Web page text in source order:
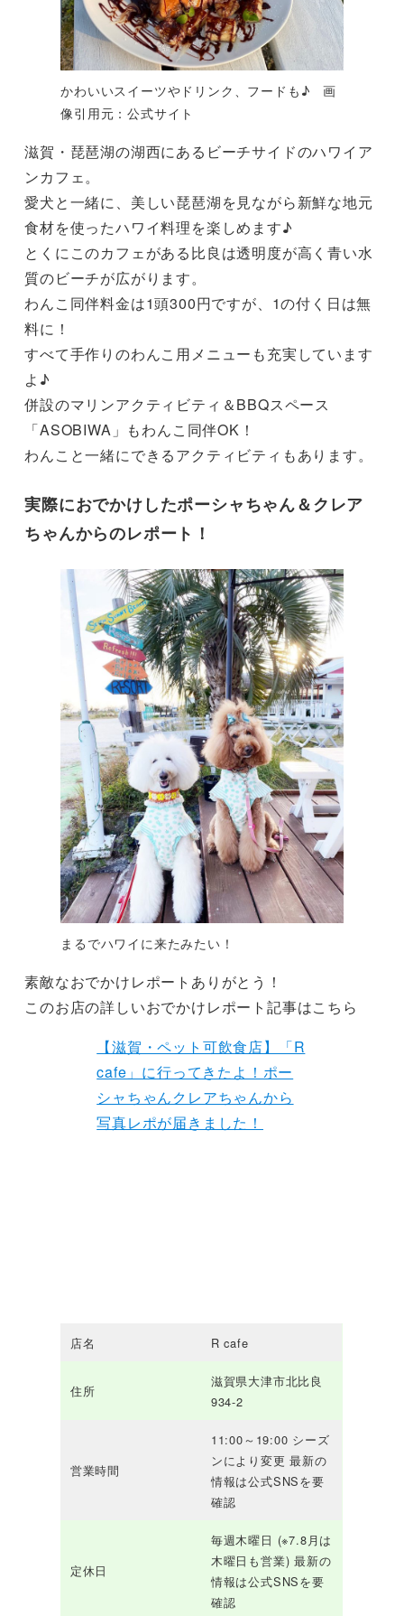
かわいいスイーツやドリンク、フードも♪ 画
像引用元：公式サイト
滋賀・琵琶湖の湖西にあるビーチサイドのハワイア
ンカフェ。
愛犬と一緒に、美しい琵琶湖を見ながら新鮮な地元
食材を使ったハワイ料理を楽しめます♪
とくにこのカフェがある比良は透明度が高く青い水
質のビーチが広がります。
わんこ同伴料金は1頭300円ですが、1の付く日は無
料に！
すべて手作りのわんこ用メニューも充実しています
よ♪
併設のマリンアクティビティ＆BBQスペース
「ASOBIWA」もわんこ同伴OK！
わんこと一緒にできるアクティビティもあります。
実際におでかけしたポーシャちゃん＆クレア
ちゃんからのレポート！
まるでハワイに来たみたい！
素敵なおでかけレポートありがとう！
このお店の詳しいおでかけレポート記事はこちら
【滋賀・ペット可飲食店】「R
cafe」に行ってきたよ！ポー
シャちゃんクレアちゃんから
写真レポが届きました！
店名 R cafe
住所
滋賀県大津市北比良
934-2
営業時間
11:00～19:00 シーズ
ンにより変更 最新の
情報は公式SNSを要
確認
定休日
毎週木曜日 (※7.8月は
木曜日も営業) 最新の
情報は公式SNSを要
確認